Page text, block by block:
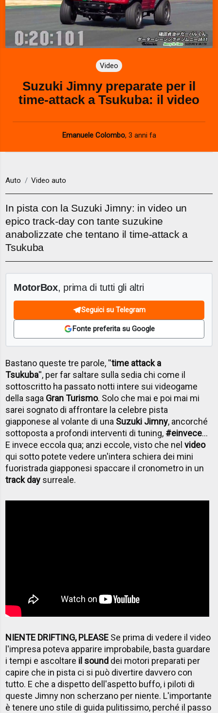
Video
Suzuki Jimny preparate per il
time-attack a Tsukuba: il video
Emanuele Colombo, 3 anni fa
Auto Video auto
In pista con la Suzuki Jimny: in video un
epico track-day con tante suzukine
anabolizzate che tentano il time-attack a
Tsukuba
MotorBox, prima di tutti gli altri
Seguici su Telegram
Fonte preferita su Google
Bastano queste tre parole, ''time attack a
Tsukuba'', per far saltare sulla sedia chi come il
sottoscritto ha passato notti intere sui videogame
della saga Gran Turismo. Solo che mai e poi mai mi
sarei sognato di affrontare la celebre pista
giapponese al volante di una Suzuki Jimny, ancorché
sottoposta a profondi interventi di tuning, #einvece...
E invece eccola qua; anzi eccole, visto che nelvideo
qui sotto potete vedere un'intera schiera dei mini
fuoristrada giapponesi spaccare il cronometro in un
track day surreale.
NIENTE DRIFTING, PLEASE Se prima di vedere il video
l'impresa poteva apparire improbabile, basta guardare
i tempi e ascoltare il sound dei motori preparati per
capire che in pista ci si può divertire davvero con
tutto. E che a dispetto dell'aspetto buffo, i piloti di
queste Jimny non scherzano per niente. L'importante
è tenere uno stile di guida pulitissimo, perché il passo